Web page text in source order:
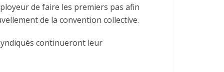
de faire les premiers pas afin
de la convention collective.
continueront leur